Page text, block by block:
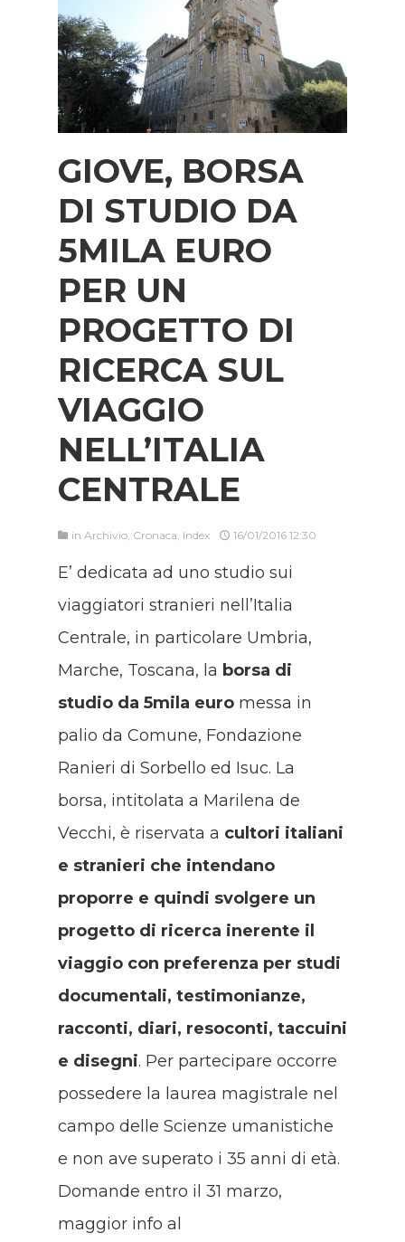
GIOVE, BORSA
DI STUDIO DA
5MILA EURO
PER UN
PROGETTO DI
RICERCA SUL
VIAGGIO
NELL’ITALIA
CENTRALE
in Archivio, Cronaca, Index 16/01/2016 12:30
E’ dedicata ad uno studio sui
viaggiatori stranieri nell’Italia
Centrale, in particolare Umbria,
Marche, Toscana, la borsa di
studio da 5mila euro messa in
palio da Comune, Fondazione
Ranieri di Sorbello ed Isuc. La
borsa, intitolata a Marilena de
Vecchi, è riservata a cultori italiani
e stranieri che intendano
proporre e quindi svolgere un
progetto di ricerca inerente il
viaggio con preferenza per studi
documentali, testimonianze,
racconti, diari, resoconti, taccuini
e disegni. Per partecipare occorre
possedere la laurea magistrale nel
campo delle Scienze umanistiche
e non ave superato i 35 anni di età.
Domande entro il 31 marzo,
maggior info al